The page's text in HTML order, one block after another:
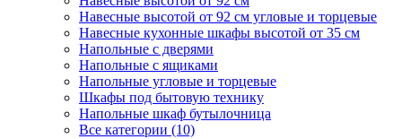
Навесные высотой от 92 см угловые и торцевые
Навесные кухонные шкафы высотой от 35 см
Напольные с дверями
Напольные с ящиками
Напольные угловые и торцевые
Шкафы под бытовую технику
Напольные шкаф бутылочница
Все категории (10)